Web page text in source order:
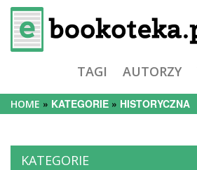
TAGI AUTORZY
HOME KATEGORIE HISTORYCZNA
KATEGORIE